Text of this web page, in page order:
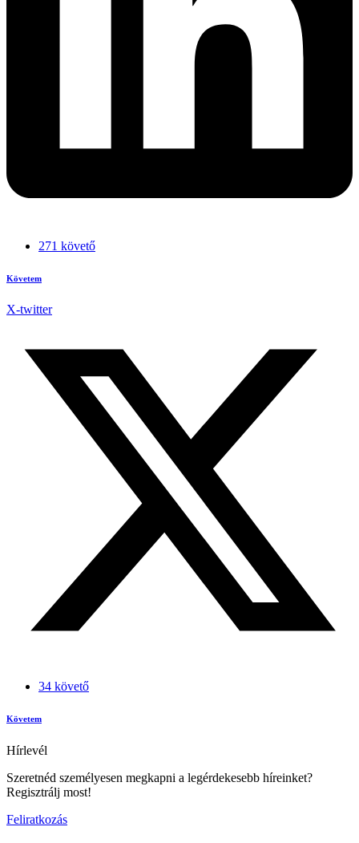
271 követő
Követem
X-twitter
34 követő
Követem
Hírlevél
Szeretnéd személyesen megkapni a legérdekesebb híreinket?
Regisztrálj most!
Feliratkozás